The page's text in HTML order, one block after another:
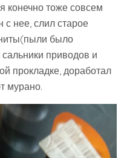
конечно тоже совсем
с нее, слил старое
было
приводов и
прокладке, доработал
мурано.